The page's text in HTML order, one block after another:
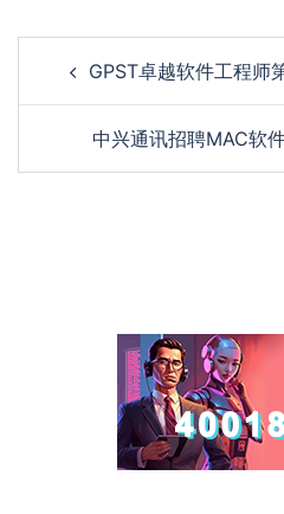
navigation
GPST卓越软件工程师
中兴通讯招聘MAC软